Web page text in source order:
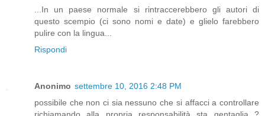
...In un paese normale si rintraccerebbero gli autori di
questo scempio (ci sono nomi e date) e glielo farebbero
pulire con la lingua...
Rispondi
Anonimo settembre 10, 2016 2:48 PM
possibile che non ci sia nessuno che si affacci a controllare
richiamando alla propria responsabilità sta gentaglia ?